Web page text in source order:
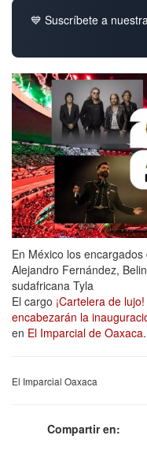
💙 Suscríbete a
En México los
Alejandro Fernández,
sudafricana Tyla
El cargo ¡Cartelera de
encabezarán la
en El Imparcial de Oaxaca.
El Imparcial Oaxaca
Compartir en: